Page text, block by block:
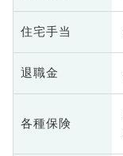
住宅手当
退職金
各種保険